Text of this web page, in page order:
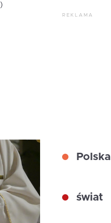
REKLAMA
Polska
świat